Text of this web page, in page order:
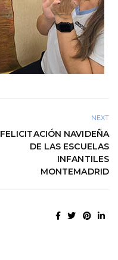
NEXT
FELICITACIÓN NAVIDEÑA
DE LAS ESCUELAS
INFANTILES
MONTEMADRID